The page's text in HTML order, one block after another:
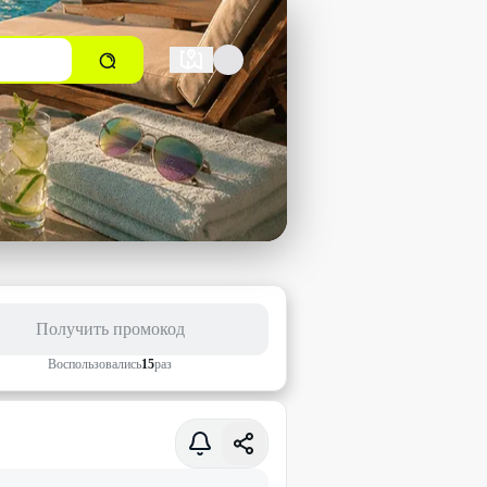
Получить промокод
Воспользовались15раз